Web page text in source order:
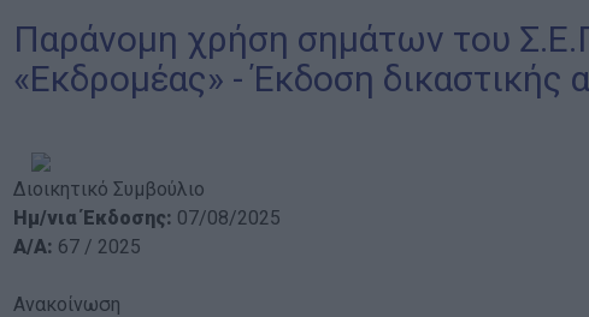
Παράνομη χρήση σημάτων του
«Εκδρομέας» - Έκδοση δικαστικής
Διοικητικό Συμβούλιο
Ημ/νια Έκδοσης: 07/08/2025
A/A: 67 / 2025
Ανακοίνωση